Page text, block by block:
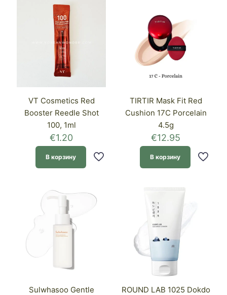
VT Cosmetics Red
Booster Reedle Shot
100, 1ml
€1.20
В корзину
TIRTIR Mask Fit Red
Cushion 17C Porcelain
4.5g
€12.95
В корзину
Sulwhasoo Gentle
ROUND LAB 1025 Dokdo